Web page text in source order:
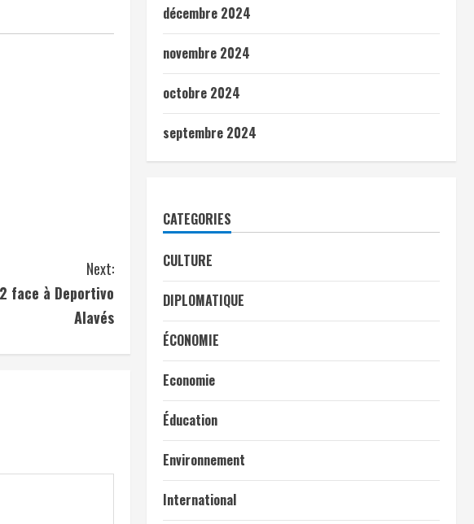
Next:
face à Deportivo
Alavés
décembre 2024
novembre 2024
octobre 2024
septembre 2024
CATEGORIES
CULTURE
DIPLOMATIQUE
ÉCONOMIE
Economie
Éducation
Environnement
International